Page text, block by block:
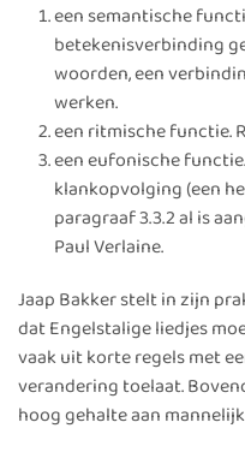
een semantische
betekenisverbinding
woorden, een
werken.
een ritmische functie.
een eufonische
klankopvolging (een
paragraaf 3.3.2 al is
Paul Verlaine.
Jaap Bakker stelt in zijn
dat Engelstalige liedjes
vaak uit korte regels met
verandering toelaat.
hoog gehalte aan